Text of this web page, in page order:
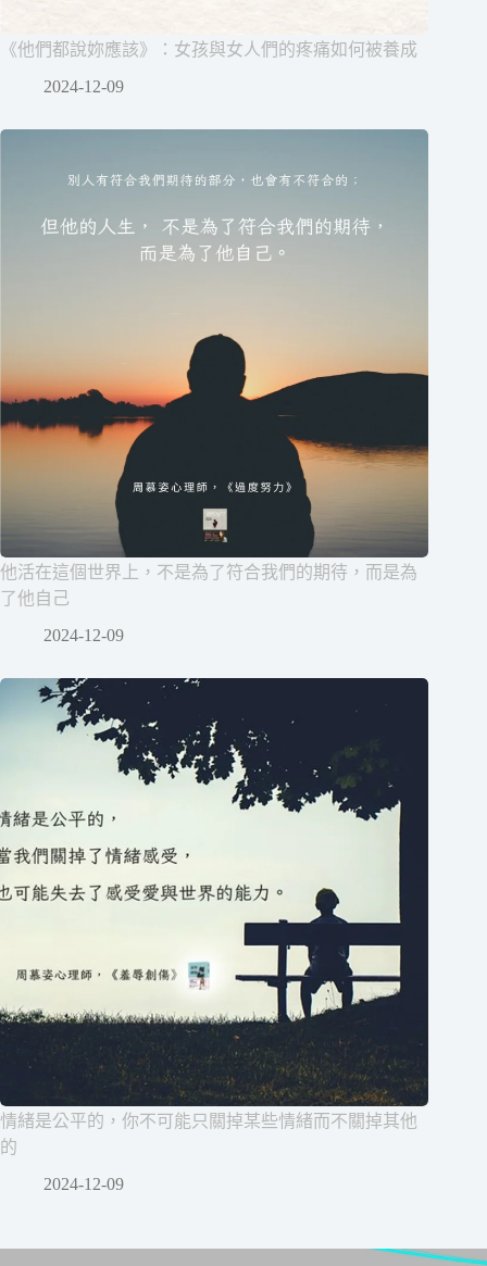
《他們都說妳應該》：女孩與女人們的疼痛如何被養成
2024-12-09
他活在這個世界上，不是為了符合我們的期待，而是為
了他自己
2024-12-09
情緒是公平的，你不可能只關掉某些情緒而不關掉其他
的
2024-12-09